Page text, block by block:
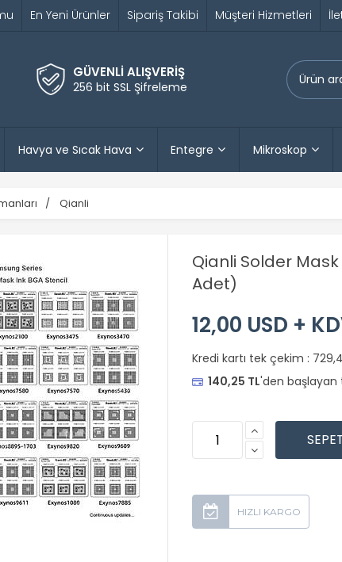
En Yeni Ürünler Sipariş Takibi Müşteri Hizmetleri
GÜVENLİ ALIŞVERİŞ
256 bit SSL Şifreleme
Havya ve Sıcak Hava Entegre Mikroskop
Qianli
Qianli Solder
Adet)
12,00 USD +
Kredi kartı tek çekim :
140,25 TL'den başlayan